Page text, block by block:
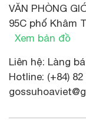
VĂN PHÒNG
95C phố Khâm
Xem bản đồ
Liên hệ: Làng
Hotline: (+84) 82